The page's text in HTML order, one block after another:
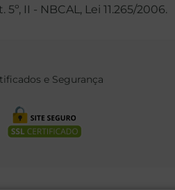
II - NBCAL, Lei 11.265/2006.
e Segurança